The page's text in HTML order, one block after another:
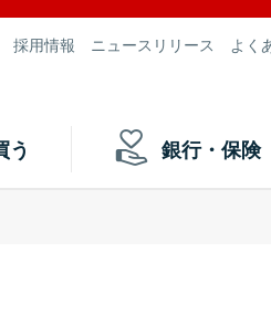
採用情報 ニュースリリース よく
う 銀行・保険